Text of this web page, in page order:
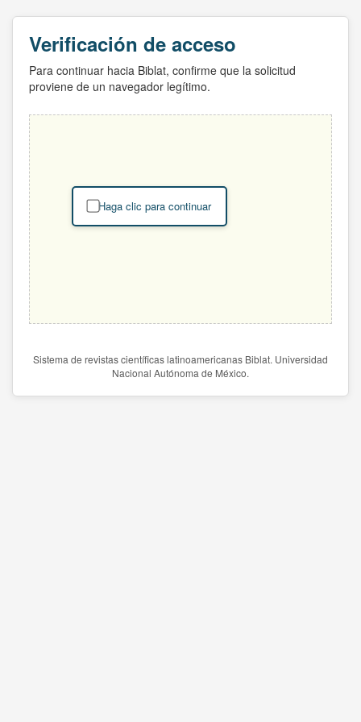
Verificación de acceso
Para continuar hacia Biblat, confirme que la solicitud
proviene de un navegador legítimo.
Haga clic para continuar
Sistema de revistas científicas latinoamericanas Biblat. Universidad
Nacional Autónoma de México.